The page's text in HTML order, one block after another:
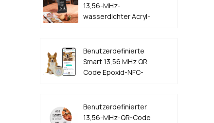
13,56-MHz-
wasserdichter Acryl-
Benutzerdefinierte
Smart 13,56 MHz QR
Code Epoxid-NFC-
Benutzerdefinierter
13,56-MHz-QR-Code